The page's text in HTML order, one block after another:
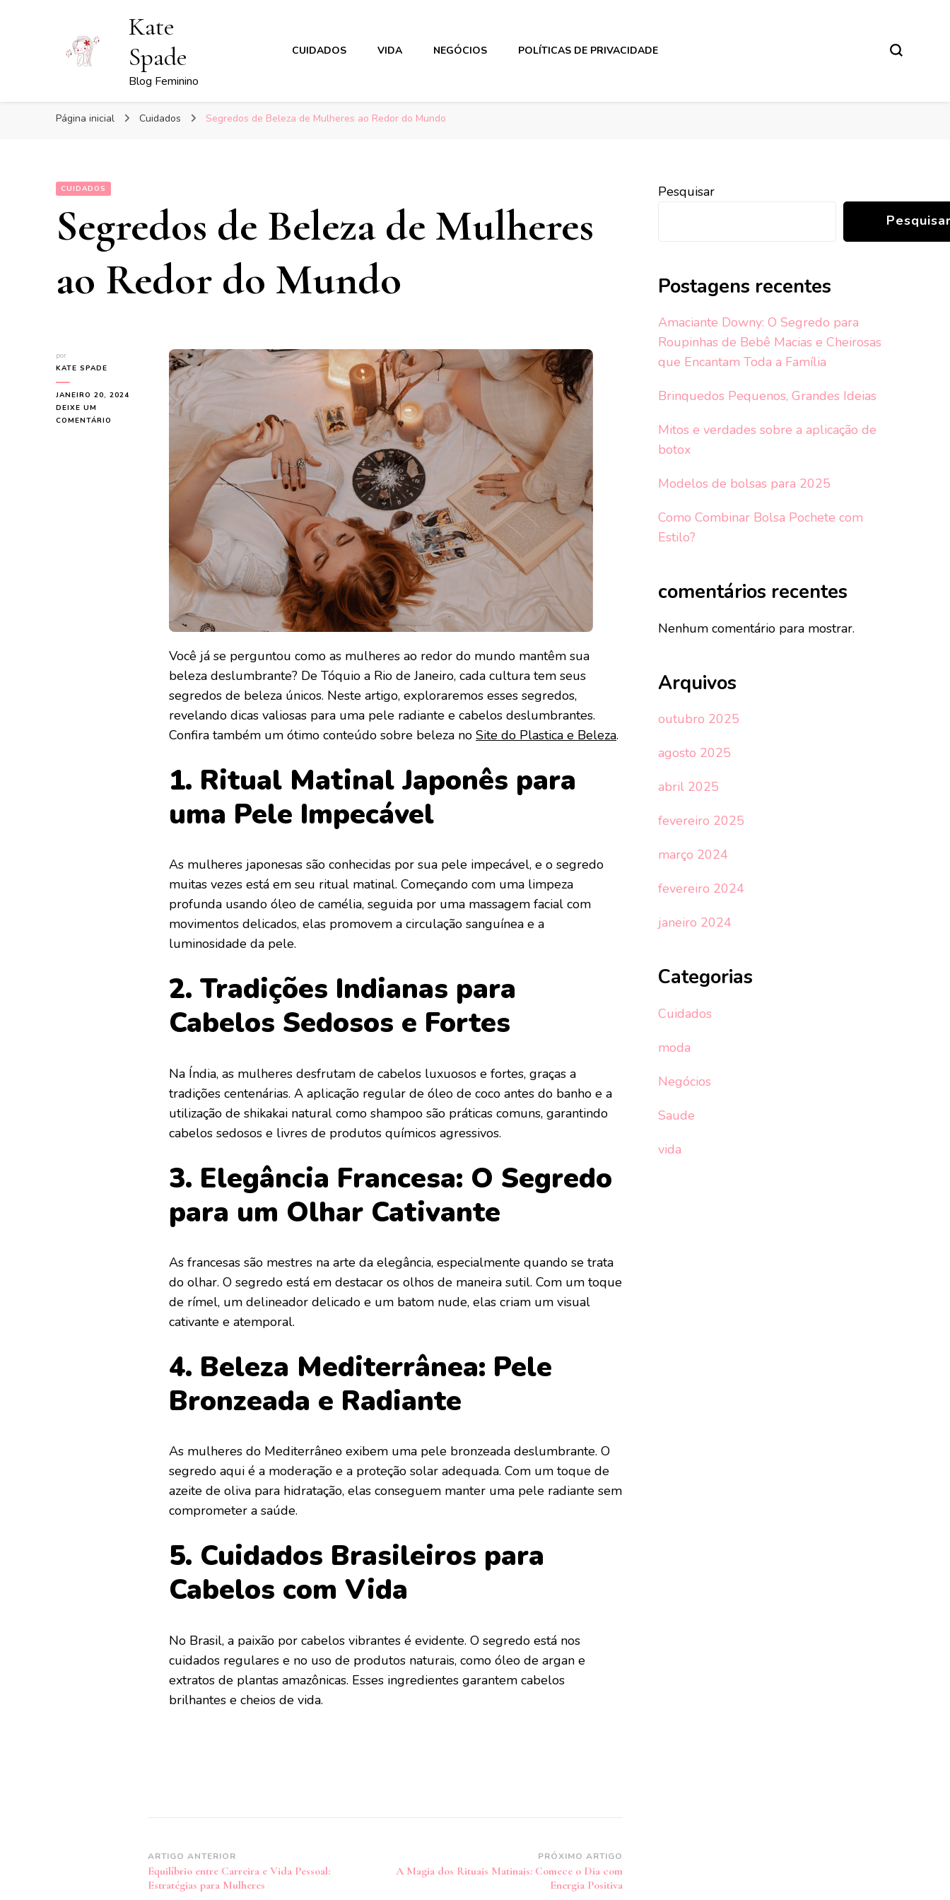
Kate
Spade
Blog Feminino
CUIDADOS VIDA NEGÓCIOS POLÍTICAS DE PRIVACIDADE
Página inicial Cuidados Segredos de Beleza de Mulheres ao Redor do Mundo
CUIDADOS
Segredos de Beleza de Mulheres
ao Redor do Mundo
por
KATE SPADE
JANEIRO 20, 2024
DEIXE UM
COMENTÁRIO
Você já se perguntou como as mulheres ao redor do mundo mantêm sua
beleza deslumbrante? De Tóquio a Rio de Janeiro, cada cultura tem seus
segredos de beleza únicos. Neste artigo, exploraremos esses segredos,
revelando dicas valiosas para uma pele radiante e cabelos deslumbrantes.
Confira também um ótimo conteúdo sobre beleza no Site do Plastica e Beleza.
1. Ritual Matinal Japonês para
uma Pele Impecável
As mulheres japonesas são conhecidas por sua pele impecável, e o segredo
muitas vezes está em seu ritual matinal. Começando com uma limpeza
profunda usando óleo de camélia, seguida por uma massagem facial com
movimentos delicados, elas promovem a circulação sanguínea e a
luminosidade da pele.
2. Tradições Indianas para
Cabelos Sedosos e Fortes
Na Índia, as mulheres desfrutam de cabelos luxuosos e fortes, graças a
tradições centenárias. A aplicação regular de óleo de coco antes do banho e a
utilização de shikakai natural como shampoo são práticas comuns, garantindo
cabelos sedosos e livres de produtos químicos agressivos.
3. Elegância Francesa: O Segredo
para um Olhar Cativante
As francesas são mestres na arte da elegância, especialmente quando se trata
do olhar. O segredo está em destacar os olhos de maneira sutil. Com um toque
de rímel, um delineador delicado e um batom nude, elas criam um visual
cativante e atemporal.
4. Beleza Mediterrânea: Pele
Bronzeada e Radiante
As mulheres do Mediterrâneo exibem uma pele bronzeada deslumbrante. O
segredo aqui é a moderação e a proteção solar adequada. Com um toque de
azeite de oliva para hidratação, elas conseguem manter uma pele radiante sem
comprometer a saúde.
5. Cuidados Brasileiros para
Cabelos com Vida
No Brasil, a paixão por cabelos vibrantes é evidente. O segredo está nos
cuidados regulares e no uso de produtos naturais, como óleo de argan e
extratos de plantas amazônicas. Esses ingredientes garantem cabelos
brilhantes e cheios de vida.
Navegação
de
ARTIGO ANTERIOR
Equilíbrio entre Carreira e Vida Pessoal:
Estratégias para Mulheres
PRÓXIMO ARTIGO
A Magia dos Rituais Matinais: Comece o Dia com
Energia Positiva
Pesquisar
Postagens recentes
Amaciante Downy: O Segredo para
Roupinhas de Bebê Macias e Cheirosas
que Encantam Toda a Família
Brinquedos Pequenos, Grandes Ideias
Mitos e verdades sobre a aplicação de
botox
Modelos de bolsas para 2025
Como Combinar Bolsa Pochete com
Estilo?
comentários recentes
Nenhum comentário para mostrar.
Arquivos
outubro 2025
agosto 2025
abril 2025
fevereiro 2025
março 2024
fevereiro 2024
janeiro 2024
Categorias
Cuidados
moda
Negócios
Saude
vida